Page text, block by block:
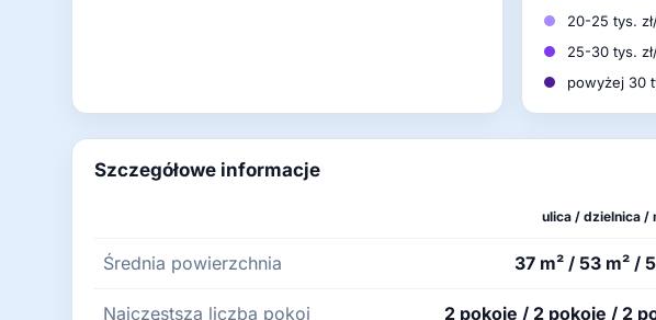
20-25 tys.
25-30 tys.
powyżej 30
Szczegółowe informacje
ulica / dzielnica /
Średnia powierzchnia 37 m² / 53 m² /
Najczęstsza liczba pokoi 2 pokoje / 2 pokoje / 2